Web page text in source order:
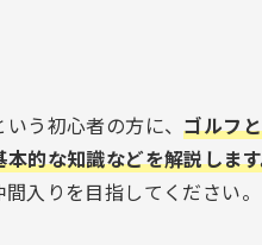
いう初心者の方に、ゴルフ
的な知識などを解説しま
入りを目指してください。